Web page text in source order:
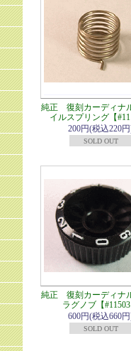
純正 復刻カーディナ
イルスプリング【
200円(税込220
SOLD OUT
純正 復刻カーディナ
ラグノブ【
600円(税込660
SOLD OUT